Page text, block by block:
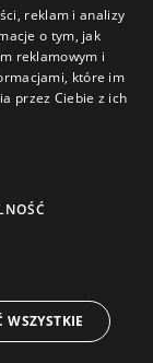
Nr 1 S.A.
do Rejestru
NIP
reklam i analizy
o tym, jak
reklamowym i
które im
przez Ciebie z ich
WSZYSTKIE